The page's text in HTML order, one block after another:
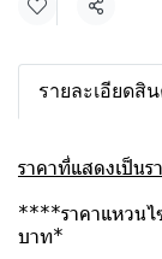
แชร์
รายละเอียดสิ
ราคาที่แสดงเป็น
****ราคาแหวนไ
บาท*